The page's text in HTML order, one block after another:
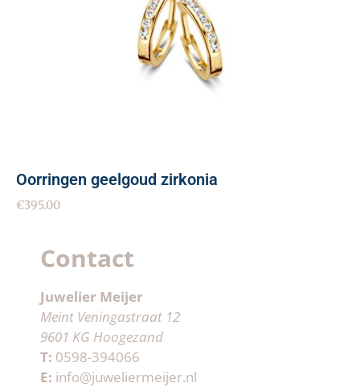
Oorringen geelgoud zirkonia
€395.00
Contact
Juwelier Meijer
Meint Veningastraat 12
9601 KG Hoogezand
T: 0598-394066
E: info@juweliermeijer.nl